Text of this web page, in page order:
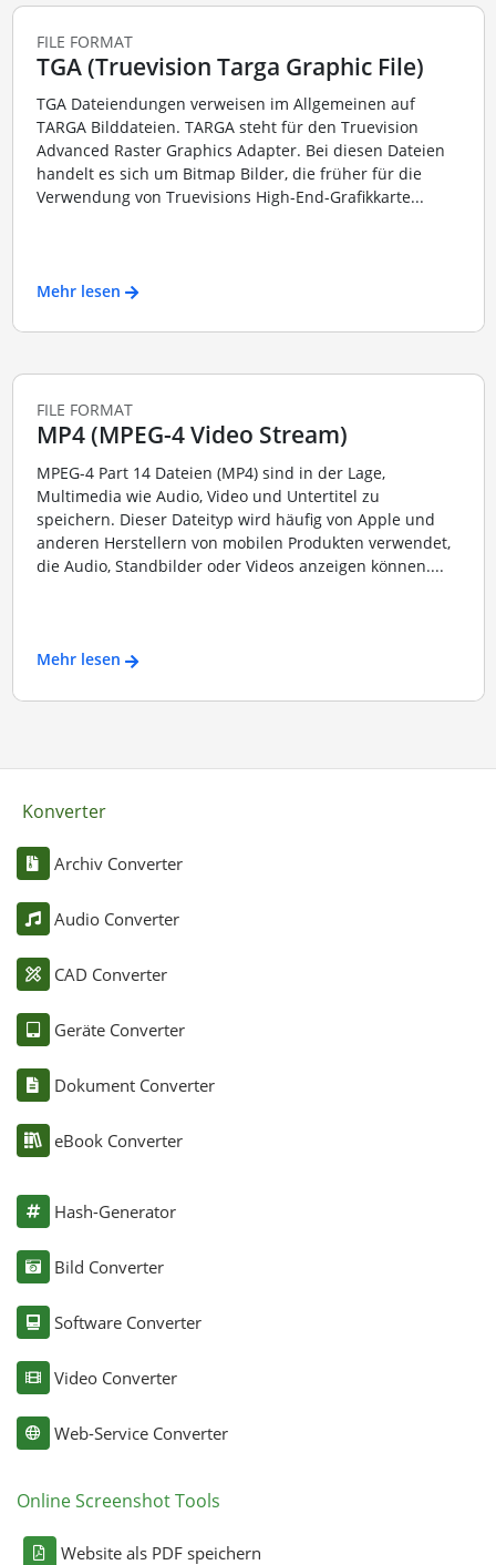
FILE FORMAT
TGA (Truevision Targa Graphic File)
TGA Dateiendungen verweisen im Allgemeinen auf
TARGA Bilddateien. TARGA steht für den Truevision
Advanced Raster Graphics Adapter. Bei diesen Dateien
handelt es sich um Bitmap Bilder, die früher für die
Verwendung von Truevisions High-End-Grafikkarte...
Mehr lesen
FILE FORMAT
MP4 (MPEG-4 Video Stream)
MPEG-4 Part 14 Dateien (MP4) sind in der Lage,
Multimedia wie Audio, Video und Untertitel zu
speichern. Dieser Dateityp wird häufig von Apple und
anderen Herstellern von mobilen Produkten verwendet,
die Audio, Standbilder oder Videos anzeigen können....
Mehr lesen
Konverter
Archiv Converter
Audio Converter
CAD Converter
Geräte Converter
Dokument Converter
eBook Converter
Hash-Generator
Bild Converter
Software Converter
Video Converter
Web-Service Converter
Online Screenshot Tools
Website als PDF speichern